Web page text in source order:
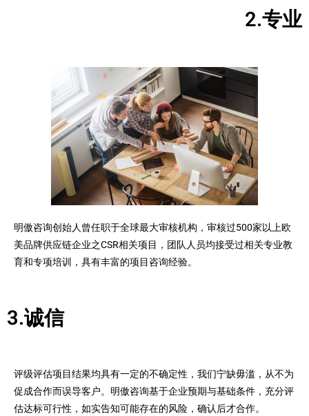
2.专业
明傲咨询创始人曾任职于全球最大审核机构，审核过500家以上欧
美品牌供应链企业之CSR相关项目，团队人员均接受过相关专业教
育和专项培训，具有丰富的项目咨询经验。
3.诚信
评级评估项目结果均具有一定的不确定性，我们宁缺毋滥，从不为
促成合作而误导客户。明傲咨询基于企业预期与基础条件，充分评
估达标可行性，如实告知可能存在的风险，确认后才合作。